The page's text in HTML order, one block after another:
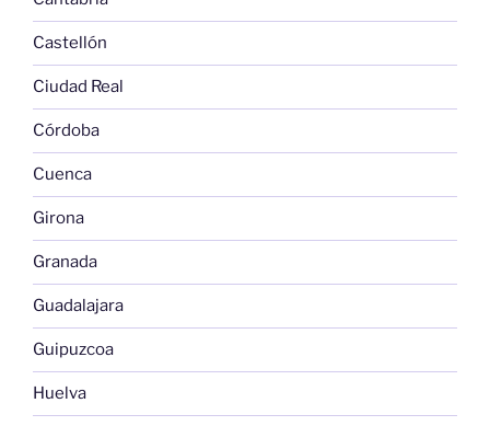
Castellón
Ciudad Real
Córdoba
Cuenca
Girona
Granada
Guadalajara
Guipuzcoa
Huelva